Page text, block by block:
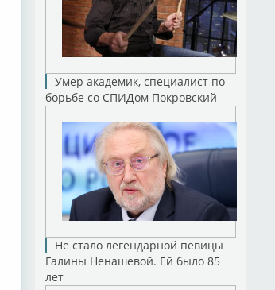
Умер академик, специалист по
борьбе со СПИДом Покровский
Не стало легендарной певицы
Галины Ненашевой. Ей было 85
лет